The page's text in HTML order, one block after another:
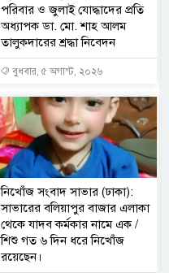
পরিবার ও জুলাই যোদ্ধাদের প্রতি
অধ্যাপক ডা. মো. শাহ আলম
তালুকদারের শ্রদ্ধা নিবেদন
বুধবার, ৫ অগাস্ট, ২০২৬
নিখোঁজ সংবাদ সাভার (ঢাকা):
সাভারের বলিয়াপুর বাজার এলাকা
থেকে যাদব কর্মকার নামে এক /
শিশু গত ৬ দিন ধরে নিখোঁজ
রয়েছেন।